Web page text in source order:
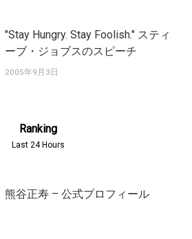
"Stay Hungry. Stay Foolish." スティ
ーブ・ジョブスのスピーチ
2005年9月3日
Ranking
Last 24 Hours
熊谷正寿 – 公式プロフィール